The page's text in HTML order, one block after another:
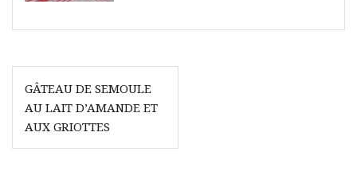
Navigation
de
l’article
GÂTEAU DE SEMOULE
AU LAIT D’AMANDE ET
AUX GRIOTTES